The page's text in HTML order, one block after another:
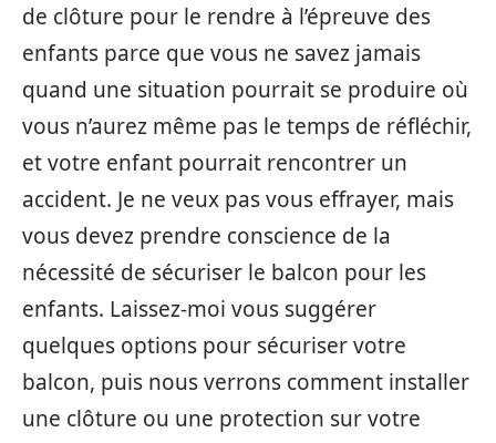
de clôture pour le rendre à l’épreuve des
enfants parce que vous ne savez jamais
quand une situation pourrait se produire où
vous n’aurez même pas le temps de réfléchir,
et votre enfant pourrait rencontrer un
accident. Je ne veux pas vous effrayer, mais
vous devez prendre conscience de la
nécessité de sécuriser le balcon pour les
enfants. Laissez-moi vous suggérer
quelques options pour sécuriser votre
balcon, puis nous verrons comment installer
une clôture ou une protection sur votre